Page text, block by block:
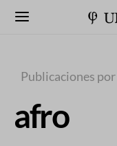
Publicaciones
afro